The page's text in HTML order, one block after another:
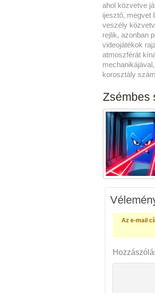
ahol közvetve
ijesztő, megvet
veszély
rejlik, azonban
videojátékok
atmoszférát
korosztály
Zsémbes
Az e-mail